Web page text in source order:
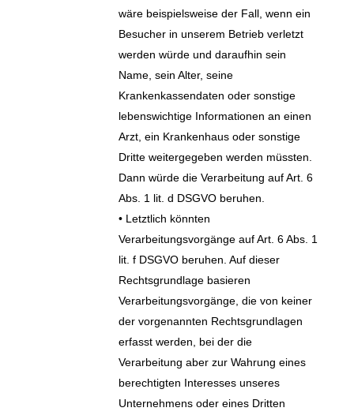
wäre beispielsweise der Fall, wenn ein
Besucher in unserem Betrieb verletzt
werden würde und daraufhin sein
Name, sein Alter, seine
Krankenkassendaten oder sonstige
lebenswichtige Informationen an einen
Arzt, ein Krankenhaus oder sonstige
Dritte weitergegeben werden müssten.
Dann würde die Verarbeitung auf Art. 6
Abs. 1 lit. d DSGVO beruhen.
• Letztlich könnten
Verarbeitungsvorgänge auf Art. 6 Abs. 1
lit. f DSGVO beruhen. Auf dieser
Rechtsgrundlage basieren
Verarbeitungsvorgänge, die von keiner
der vorgenannten Rechtsgrundlagen
erfasst werden, bei der die
Verarbeitung aber zur Wahrung eines
berechtigten Interesses unseres
Unternehmens oder eines Dritten